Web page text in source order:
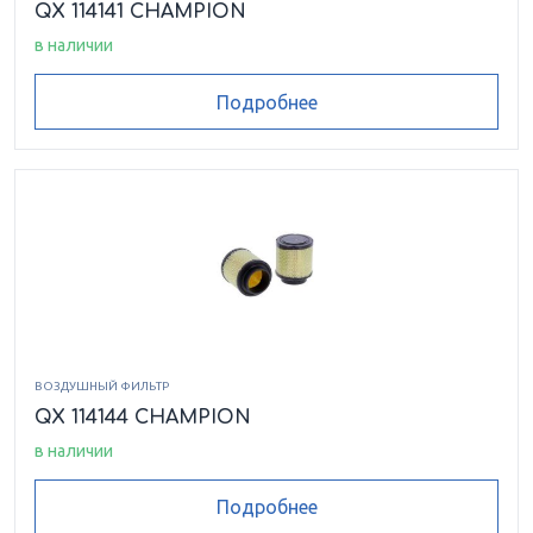
QX 114141 CHAMPION
в наличии
Подробнее
ВОЗДУШНЫЙ ФИЛЬТР
QX 114144 CHAMPION
в наличии
Подробнее